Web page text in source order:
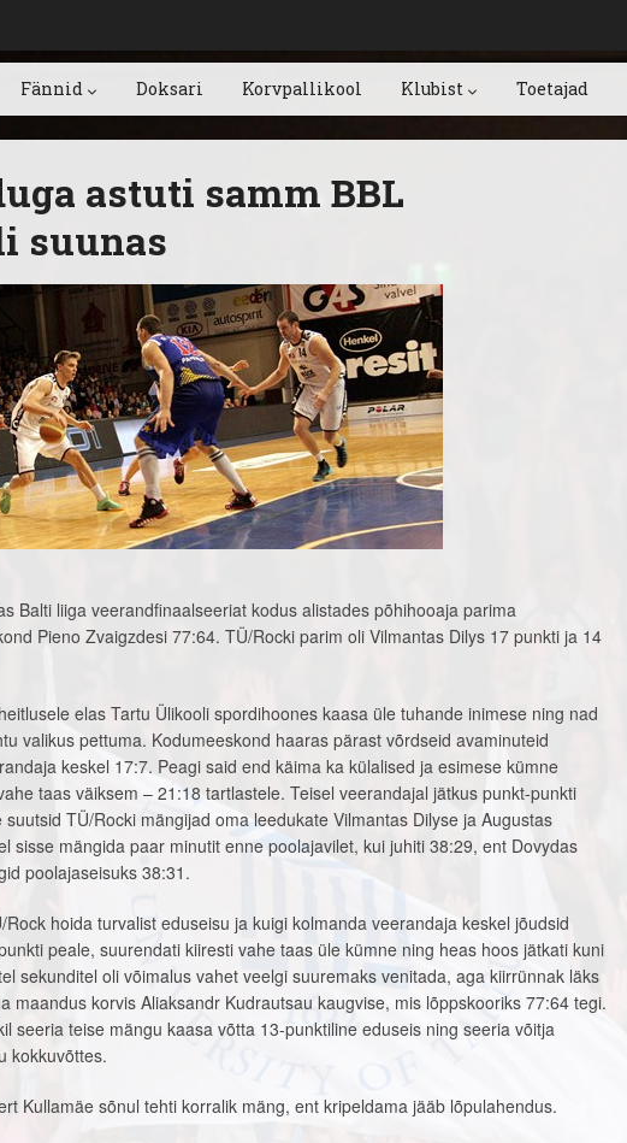
Fännid Doksari Korvpallikool Klubist Toetajad
astuti samm BBL
suunas
Balti liiga veerandfinaalseeriat kodus alistades põhihooaja parima
Pieno Zvaigzdesi 77:64. TÜ/Rocki parim oli Vilmantas Dilys 17 punkti ja 14
elas Tartu Ülikooli spordihoones kaasa üle tuhande inimese ning nad
valikus pettuma. Kodumeeskond haaras pärast võrdseid avaminuteid
keskel 17:7. Peagi said end käima ka külalised ja esimese kümne
taas väiksem – 21:18 tartlastele. Teisel veerandajal jätkus punkt-punkti
TÜ/Rocki mängijad oma leedukate Vilmantas Dilyse ja Augustas
sisse mängida paar minutit enne poolajavilet, kui juhiti 38:29, ent Dovydas
poolajaseisuks 38:31.
hoida turvalist eduseisu ja kuigi kolmanda veerandaja keskel jõudsid
peale, suurendati kiiresti vahe taas üle kümne ning heas hoos jätkati kuni
sekunditel oli võimalus vahet veelgi suuremaks venitada, aga kiirrünnak läks
maandus korvis Aliaksandr Kudrautsau kaugvise, mis lõppskooriks 77:64 tegi.
seeria teise mängu kaasa võtta 13-punktiline eduseis ning seeria võitja
kokkuvõttes.
Kullamäe sõnul tehti korralik mäng, ent kripeldama jääb lõpulahendus.